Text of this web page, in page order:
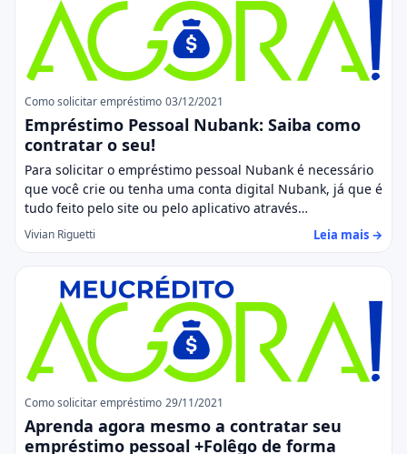
Como solicitar empréstimo 03/12/2021
Empréstimo Pessoal Nubank: Saiba como
contratar o seu!
Para solicitar o empréstimo pessoal Nubank é necessário
que você crie ou tenha uma conta digital Nubank, já que é
tudo feito pelo site ou pelo aplicativo através…
Vivian Riguetti Leia mais →
Como solicitar empréstimo 29/11/2021
Aprenda agora mesmo a contratar seu
empréstimo pessoal +Folêgo de forma